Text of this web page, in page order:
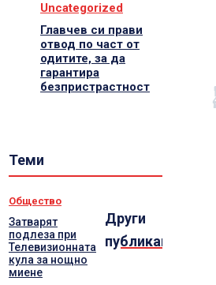
Uncategorized
Главчев си прави
отвод по част от
одитите, за да
гарантира
безпристрастност
Теми
Общество
Затварят
подлеза при
Телевизионната
кула за нощно
миене
Други
публикации